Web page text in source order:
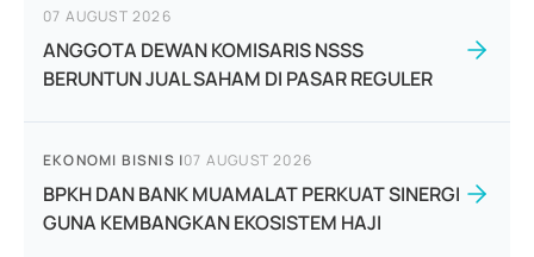
07 AUGUST 2026
ANGGOTA DEWAN KOMISARIS NSSS
BERUNTUN JUAL SAHAM DI PASAR REGULER
EKONOMI BISNIS |07 AUGUST 2026
BPKH DAN BANK MUAMALAT PERKUAT SINERGI
GUNA KEMBANGKAN EKOSISTEM HAJI